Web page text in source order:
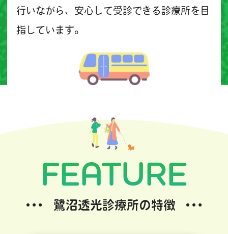
行いながら、安心して受診できる診療所を目
指しています。
FEATURE
鷺沼透光診療所の特徴